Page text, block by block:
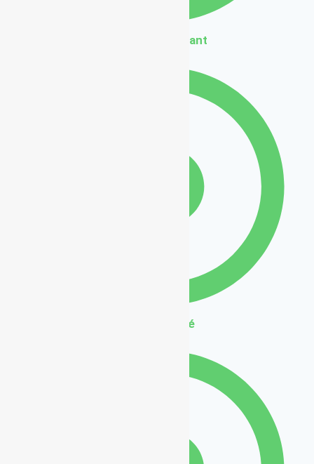
Béton drainant
Béton ciré